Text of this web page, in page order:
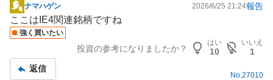
掲
示
板
ナマハゲン 2026/6/25 21:24報告
ここはIE4関連銘柄ですね
強く買いたい
投資の参考になりましたか？
はい
10
いいえ
1
返信
No.27010